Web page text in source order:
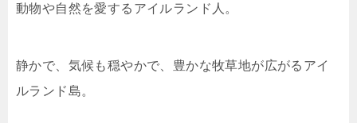
動物や自然を愛するアイルランド人。
静かで、気候も穏やかで、豊かな牧草地が広がるアイ
ルランド島。